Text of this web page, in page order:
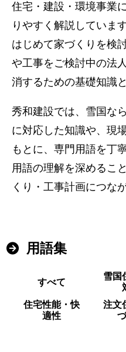
住宅・建設・環境事業
りやすく解説しています
はじめて家づくりを検
や工事をご検討中の法
消するための基礎知識
秀和建設では、雪国な
に対応した知識や、現
もとに、専門用語を丁
用語の理解を深めるこ
くり・工事計画につな
用語集
すべて
雪国
住宅性能・快
適性
注文